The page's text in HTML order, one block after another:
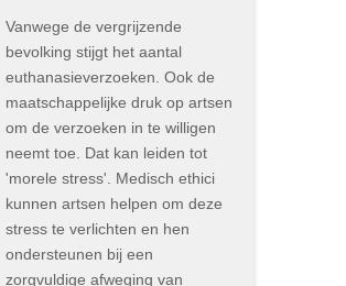
Vanwege de vergrijzende
bevolking stijgt het aantal
euthanasieverzoeken. Ook de
maatschappelijke druk op artsen
om de verzoeken in te willigen
neemt toe. Dat kan leiden tot
'morele stress'. Medisch ethici
kunnen artsen helpen om deze
stress te verlichten en hen
ondersteunen bij een
zorgvuldige afweging van